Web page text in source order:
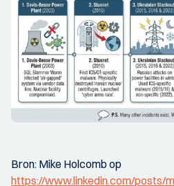
Bron: Mike Holcomb op
https://www.linkedin.com/posts/